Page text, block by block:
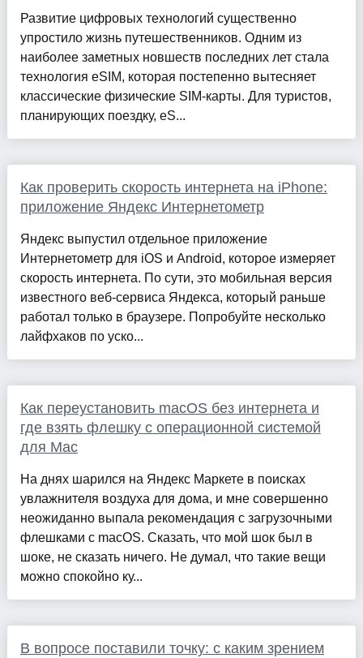
Развитие цифровых технологий существенно
упростило жизнь путешественников. Одним из
наиболее заметных новшеств последних лет стала
технология eSIM, которая постепенно вытесняет
классические физические SIM-карты. Для туристов,
планирующих поездку, eS...
Как проверить скорость интернета на iPhone:
приложение Яндекс Интернетометр
Яндекс выпустил отдельное приложение
Интернетометр для iOS и Android, которое измеряет
скорость интернета. По сути, это мобильная версия
известного веб-сервиса Яндекса, который раньше
работал только в браузере. Попробуйте несколько
лайфхаков по уско...
Как переустановить macOS без интернета и
где взять флешку с операционной системой
для Mac
На днях шарился на Яндекс Маркете в поисках
увлажнителя воздуха для дома, и мне совершенно
неожиданно выпала рекомендация с загрузочными
флешками с macOS. Сказать, что мой шок был в
шоке, не сказать ничего. Не думал, что такие вещи
можно спокойно ку...
В вопросе поставили точку: с каким зрением